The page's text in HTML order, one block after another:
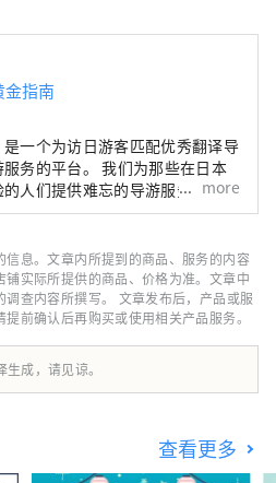
金指南
是一个为访日游客匹配优秀翻译导
务的平台。 我们为那些在日本
人们提供难忘的导游服务。 将
世界各地的人们
more
息。文章内所提到的商品、服务的内容
实际所提供的商品、价格为准。文章中
查内容所撰写。 文章发布后，产品或服
前确认后再购买或使用相关产品服务。
成，请见谅。
查看更多